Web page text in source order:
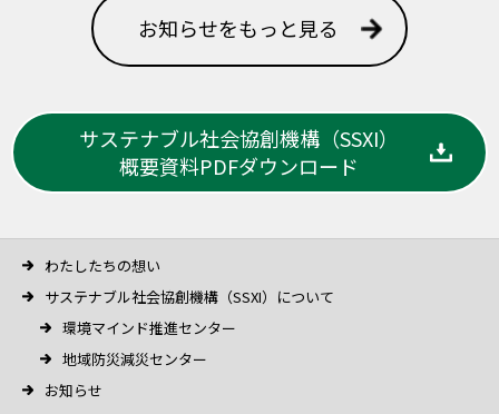
お知らせをもっと見る
サステナブル社会協創機構（SSXI）
概要資料PDFダウンロード
わたしたちの想い
サステナブル社会協創機構（SSXI）について
環境マインド推進センター
地域防災減災センター
お知らせ